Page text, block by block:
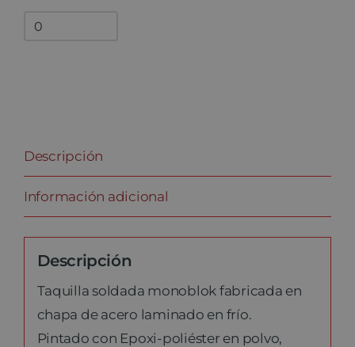
Bandejas
Descripción
Información adicional
Descripción
Taquilla soldada monoblok fabricada en
chapa de acero laminado en frío.
Pintado con Epoxi-poliéster en polvo,